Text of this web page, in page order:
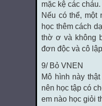
mặc kệ các cháu.
Nếu có thể, một
học thêm cách
thờ ơ và không
đơn độc và cô
9/ Bỏ VNEN
Mô hình này
nên học tập có
em nào học giỏi